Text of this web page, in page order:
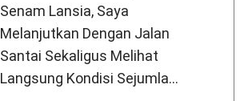
Senam Lansia, Saya
Melanjutkan Dengan Jalan
Santai Sekaligus Melihat
Langsung Kondisi Sejumla...